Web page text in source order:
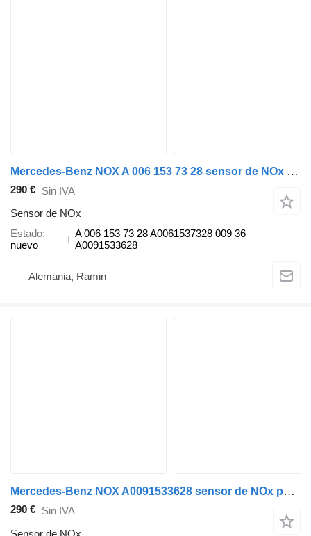
Mercedes-Benz NOX A 006 153 73 28 sensor de NOx para Mercedes-Benz ACTROS MP2 MP3 cabeza tractora
290 € Sin IVA
Sensor de NOx
Estado
nuevo
A 006 153 73 28 A0061537328 009 36
A0091533628
Alemania, Ramin
Mercedes-Benz NOX A0091533628 sensor de NOx para Mercedes-Benz ACTROS MP2 MP3 Euro 5 vehículo comercial
290 € Sin IVA
Sensor de NOx